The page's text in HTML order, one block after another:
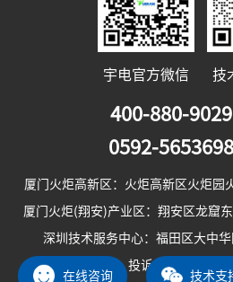
宇电官方微信 技
400-880-9029
0592-5653698
厦门火炬高新区：火炬高新区火炬园
厦门火炬(翔安)产业区：翔安区龙窟
深圳技术服务中心：福田区大中
投诉电话：0592-
在线咨询
技术支